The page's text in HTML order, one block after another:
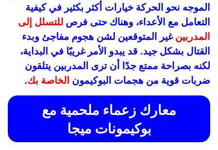
الموجه نحو الحركة خيارات أكثر بكثير في كيفية
التعامل مع الأعداء، وهناك حتى فرص للتسلل إلى
المدربينغير المتوقعين لشن هجوم مفاجئ وبدء
القتال بشكل جيد. قد يبدو الأمر غريبًا في البداية،
لكنه بصراحة ممتع جدًا أن ترى المدربين يتلقون
ضربات قوية من هجمات البوكيمون الخاصة بك.
معارك زعماء ملحمية مع
بوكيمونات ميجا